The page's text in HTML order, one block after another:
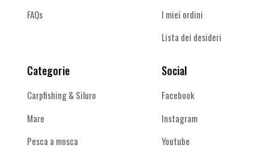
FAQs
I miei ordini
Lista dei desideri
Categorie
Carpfishing & Siluro
Mare
Pesca a mosca
Social
Facebook
Instagram
Youtube